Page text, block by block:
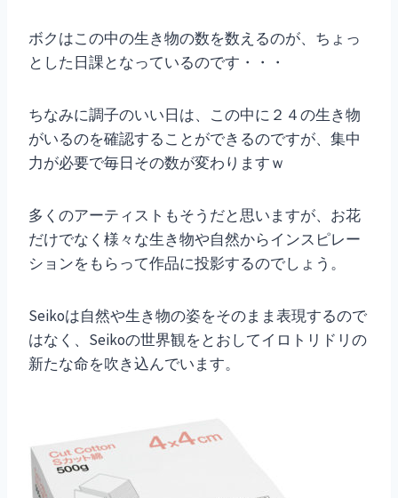
ボクはこの中の生き物の数を数えるのが、ちょっ
とした日課となっているのです・・・
ちなみに調子のいい日は、この中に２４の生き物
がいるのを確認することができるのですが、集中
力が必要で毎日その数が変わりますｗ
多くのアーティストもそうだと思いますが、お花
だけでなく様々な生き物や自然からインスピレー
ションをもらって作品に投影するのでしょう。
Seikoは自然や生き物の姿をそのまま表現するので
はなく、Seikoの世界観をとおしてイロトリドリの
新たな命を吹き込んでいます。